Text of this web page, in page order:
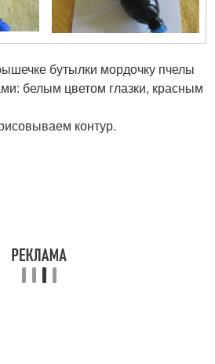
бутылки мордочку пчелы
белым цветом глазки, красным
контур.